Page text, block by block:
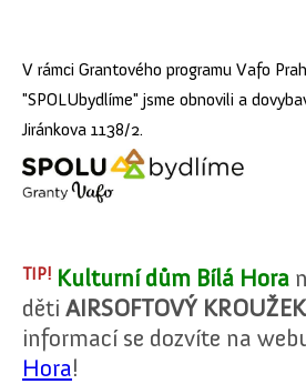
V rámci Grantového programu Vafo
"SPOLUbydlíme" jsme obnovili a
Jiránkova 1138/2.
TIP! Kulturní dům Bílá Hora
děti AIRSOFTOVÝ
informací se dozvíte na
Hora!